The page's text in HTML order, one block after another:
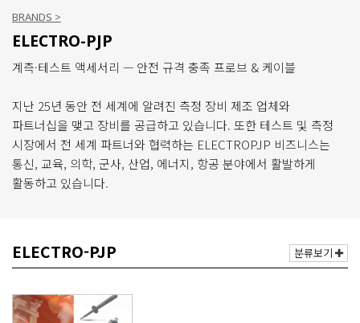
측
기
데
터
로
거
,
무
선
통
전
문
BRANDS >
ELECTRO-PJP
계측·테스트 액세서리 — 안전 규격 충족 프로브 & 케이블
지난 25년 동안 전 세계에 알려진 측정 장비 제조 업체와
파트너십을 맺고 장비를 공급하고 있습니다. 또한 테스트 및 측정
시장에서 전 세계 파트너와 협력하는 ELECTROPJP 비즈니스는
통신, 교육, 의학, 군사, 산업, 에너지, 항공 분야에서 활발하게
활동하고 있습니다.
ELECTRO-PJP 분류보기